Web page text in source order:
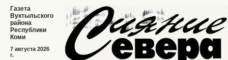
7 августа 2026
г.
Газета
Вуктыльского
района
Республики
Коми